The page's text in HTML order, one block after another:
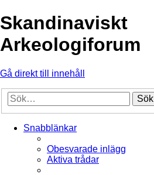
Skandinaviskt
Arkeologiforum
Gå direkt till innehåll
Sök
Snabblänkar
Obesvarade inlägg
Aktiva trådar